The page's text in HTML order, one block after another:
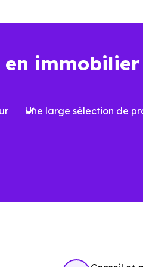
cette dimension devient un
Une large sélection de